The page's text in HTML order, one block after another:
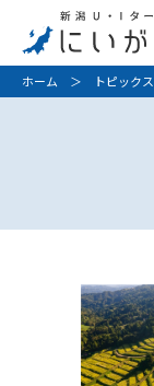
ホーム ＞ トピックス